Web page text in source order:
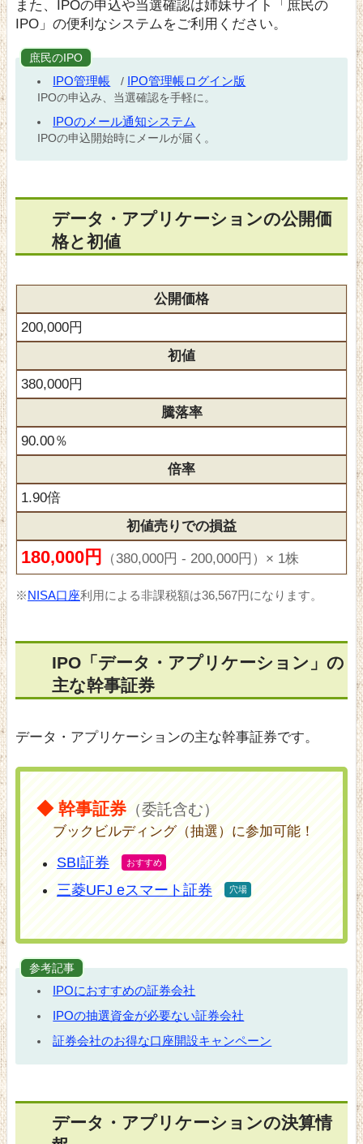
また、IPOの申込や当選確認は姉妹サイト「庶民の
IPO」の便利なシステムをご利用ください。
庶民のIPO
IPO管理帳 / IPO管理帳ログイン版
IPOの申込み、当選確認を手軽に。
IPOのメール通知システム
IPOの申込開始時にメールが届く。
データ・アプリケーションの公開価
格と初値
公開価格
200,000円
初値
380,000円
騰落率
90.00％
倍率
1.90倍
初値売りでの損益
180,000円 （380,000円 - 200,000円）× 1株
※NISA口座利用による非課税額は36,567円になります。
IPO「データ・アプリケーション」の
主な幹事証券
データ・アプリケーションの主な幹事証券です。
◆ 幹事証券（委託含む）
ブックビルディング（抽選）に参加可能！
SBI証券
三菱UFJ eスマート証券
参考記事
IPOにおすすめの証券会社
IPOの抽選資金が必要ない証券会社
証券会社のお得な口座開設キャンペーン
データ・アプリケーションの決算情